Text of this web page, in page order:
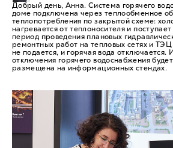
Добрый день, Анна. Система горячего
доме подключена через теплообменное
теплопотребления по закрытой схеме:
нагревается от теплоносителя и
период проведения плановых
ремонтных работ на тепловых сетях и
не подается, и горячая вода
отключения горячего водоснабжения
размещена на информационных стендах.